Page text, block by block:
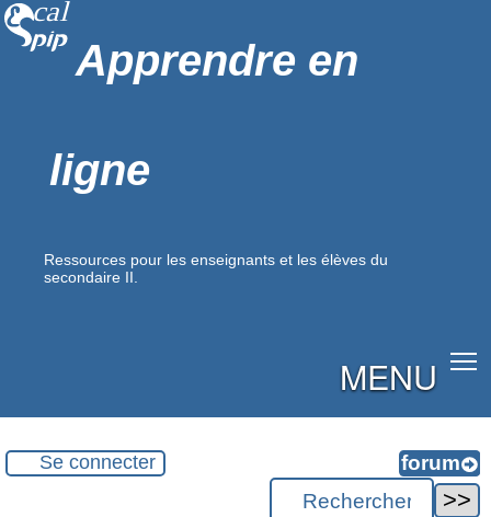
Apprendre en
ligne
Ressources pour les enseignants et les élèves du
secondaire II.
MENU
Se connecter